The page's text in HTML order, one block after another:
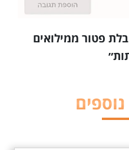
וקבלת פטור ממילואים